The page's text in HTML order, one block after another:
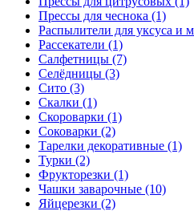
Прессы для чеснока (1)
Распылители для уксуса и
Рассекатели (1)
Салфетницы (7)
Селёдницы (3)
Сито (3)
Скалки (1)
Скороварки (1)
Соковарки (2)
Тарелки декоративные (1)
Турки (2)
Фрукторезки (1)
Чашки заварочные (10)
Яйцерезки (2)